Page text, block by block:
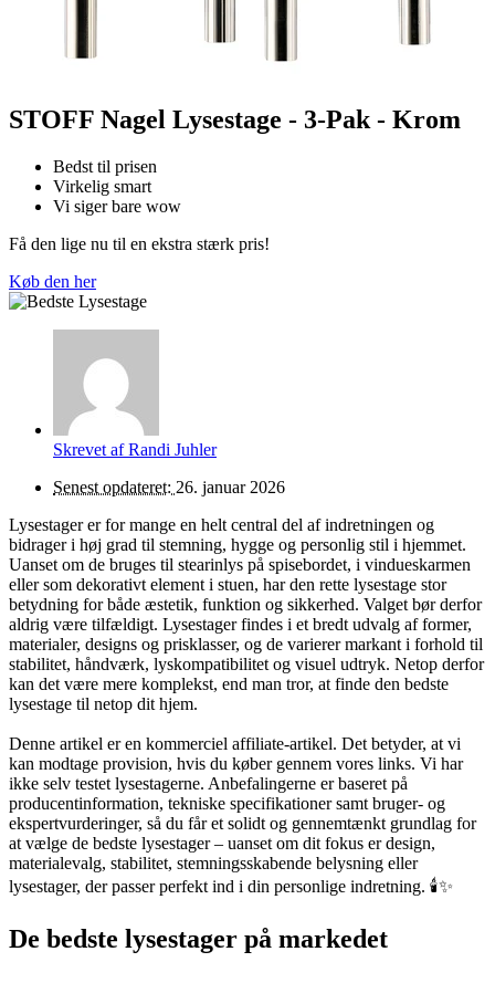
STOFF Nagel Lysestage - 3-Pak - Krom
Bedst til prisen
Virkelig smart
Vi siger bare wow
Få den lige nu til en ekstra stærk pris!
Køb den her
Skrevet afRandi Juhler
Senest opdateret: 26. januar 2026
Lysestager er for mange en helt central del af indretningen og
bidrager i høj grad til stemning, hygge og personlig stil i hjemmet.
Uanset om de bruges til stearinlys på spisebordet, i vindueskarmen
eller som dekorativt element i stuen, har den rette lysestage stor
betydning for både æstetik, funktion og sikkerhed. Valget bør derfor
aldrig være tilfældigt. Lysestager findes i et bredt udvalg af former,
materialer, designs og prisklasser, og de varierer markant i forhold til
stabilitet, håndværk, lyskompatibilitet og visuel udtryk. Netop derfor
kan det være mere komplekst, end man tror, at finde den bedste
lysestage til netop dit hjem.
Denne artikel er en kommerciel affiliate-artikel. Det betyder, at vi
kan modtage provision, hvis du køber gennem vores links. Vi har
ikke selv testet lysestagerne. Anbefalingerne er baseret på
producentinformation, tekniske specifikationer samt bruger- og
ekspertvurderinger, så du får et solidt og gennemtænkt grundlag for
at vælge de bedste lysestager – uanset om dit fokus er design,
materialevalg, stabilitet, stemningsskabende belysning eller
lysestager, der passer perfekt ind i din personlige indretning. 🕯️✨
De bedste lysestager på markedet